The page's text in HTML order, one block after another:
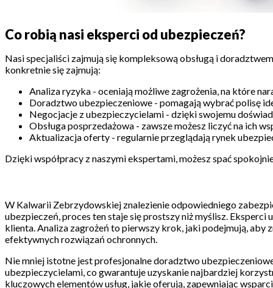
Co robią nasi eksperci od ubezpieczeń?
Nasi specjaliści zajmują się kompleksową obsługą i
konkretnie się zajmują:
Analiza ryzyka - oceniają możliwe zagrożenia, na które
Doradztwo ubezpieczeniowe - pomagają wybrać polisę
Negocjacje z ubezpieczycielami - dzięki swojemu
Obsługa posprzedażowa - zawsze możesz liczyć na ich
Aktualizacja oferty - regularnie przeglądają rynek
Dzięki współpracy z naszymi ekspertami, możesz spać
W Kalwarii Zebrzydowskiej znalezienie odpowiedniego
ubezpieczeń, proces ten staje się prostszy niż myślisz.
klienta. Analiza zagrożeń to pierwszy krok, jaki podejmują, aby
efektywnych rozwiązań ochronnych.
Nie mniej istotne jest profesjonalne doradztwo
ubezpieczycielami, co gwarantuje uzyskanie najbardziej
kluczowych elementów usług, jakie oferują, zapewniając